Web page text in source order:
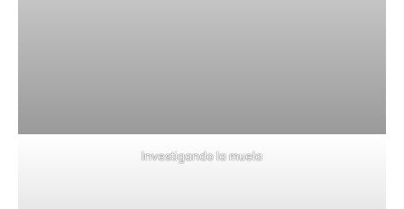
Investigando la muela